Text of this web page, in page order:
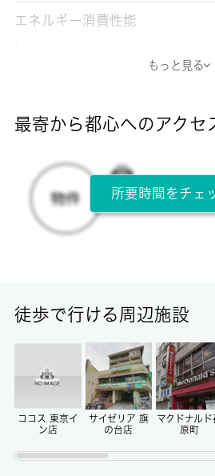
エネルギー消費性能
-
所在階
2階 / 2階建
-/-
権利金/雑費
もっと見る
最寄から都心へのアクセ
所要時間をチェ
徒歩で行ける周辺施設
ココス 東京イ
ン店
サイゼリア 旗
の台店
マクドナルド
原町